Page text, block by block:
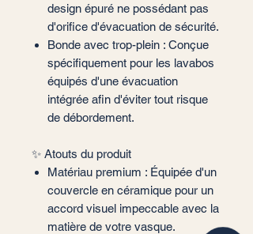
design épuré ne possédant pas
d'orifice d'évacuation de sécurité.
Bonde avec trop-plein : Conçue
spécifiquement pour les lavabos
équipés d'une évacuation
intégrée afin d'éviter tout risque
de débordement.
✨ Atouts du produit
Matériau premium : Équipée d'un
couvercle en céramique pour un
accord visuel impeccable avec la
matière de votre vasque.